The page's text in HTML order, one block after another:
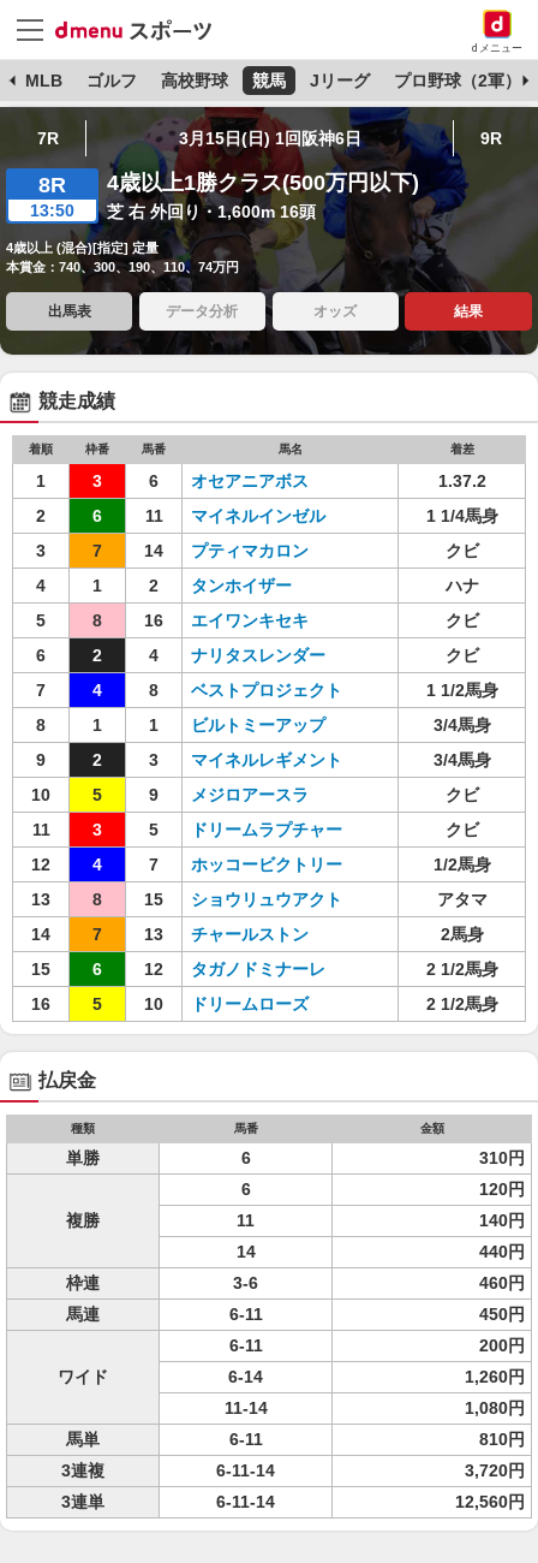
dメニュー
MLB ゴルフ 高校野球 競馬 Jリーグ プロ野球（2軍）
7R 3月15日(日) 1回阪神6日 9R
8R
13:50
4歳以上1勝クラス(500万円以下)
芝 右 外回り・1,600m 16頭
4歳以上 (混合)[指定] 定量
本賞金：740、300、190、110、74万円
出馬表 データ分析 オッズ 結果
競走成績
着順 枠番 馬番 馬名 着差
1 3 6 オセアニアボス
1.37.2
2
6 11 マイネルインゼル
1 1/4馬身
3
7 14 プティマカロン
クビ
4
1 2 タンホイザー
ハナ
5
8 16 エイワンキセキ
クビ
6
2 4 ナリタスレンダー
クビ
7
4 8 ベストプロジェクト
1 1/2馬身
8
1 1 ビルトミーアップ
3/4馬身
9
2 3 マイネルレギメント
3/4馬身
10
5 9 メジロアースラ
クビ
11
3 5 ドリームラプチャー
クビ
12
4 7 ホッコービクトリー
1/2馬身
13
8 15 ショウリュウアクト
アタマ
14
7 13 チャールストン
2馬身
15
6 12 タガノドミナーレ
2 1/2馬身
16
5 10 ドリームローズ 2 1/2馬身
払戻金
種類 馬番 金額
単勝 6 310円
複勝
6
120円
11
140円
14
440円
枠連
3-6
460円
馬連
6-11 450円
ワイド
6-11
200円
6-14
1,260円
11-14
1,080円
馬単
6-11
810円
3連複
6-11-14
3,720円
3連単
6-11-14 12,560円